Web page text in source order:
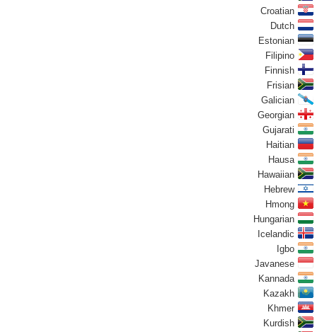
Croatian
Dutch
Estonian
Filipino
Finnish
Frisian
Galician
Georgian
Gujarati
Haitian
Hausa
Hawaiian
Hebrew
Hmong
Hungarian
Icelandic
Igbo
Javanese
Kannada
Kazakh
Khmer
Kurdish